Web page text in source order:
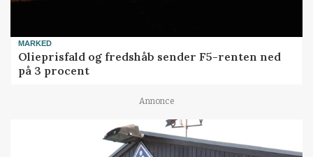
MARKED
Olieprisfald og fredshåb sender F5-renten ned
på 3 procent
Annonce